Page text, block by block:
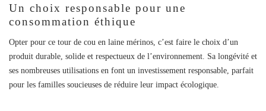
Un choix responsable pour une
consommation éthique
Opter pour ce tour de cou en laine mérinos , c’est faire le choix d’un
produit durable, solide et respectueux de l’environnement. Sa longévité et
ses nombreuses utilisations en font un investissement responsable, parfait
pour les familles soucieuses de réduire leur impact écologique.
Ajouter à ma liste d'envies
add_circle_outline CRÉER UNE NOUVELLE LISTE
Nom de la liste d'envies
Vous devez être connecté pour ajouter des produits à votre liste
d'envies.
CONNEXION ANNULER